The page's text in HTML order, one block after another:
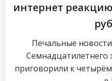
интернет
Печальные
Семнадцатилетнего
приговорили к